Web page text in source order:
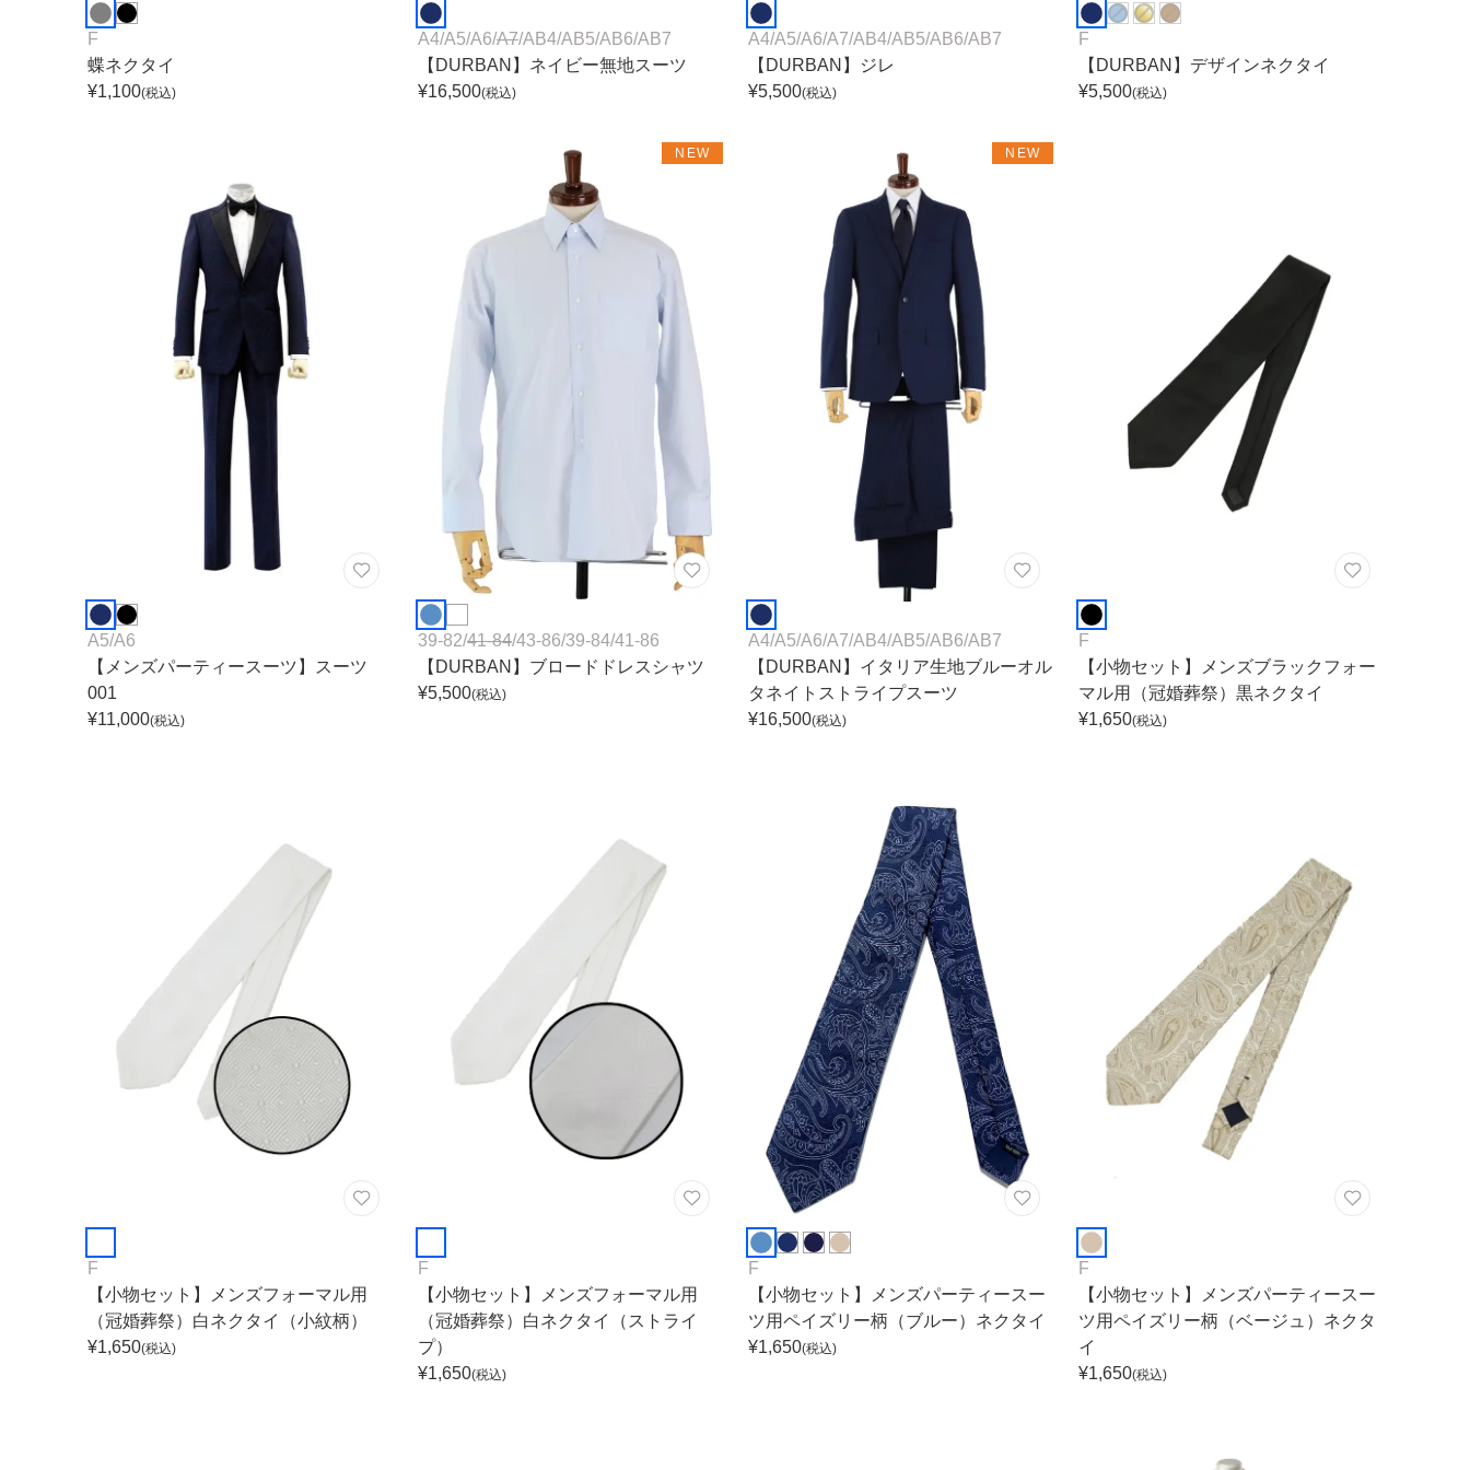
F
蝶ネクタイ
¥1,100(税込)
A4/A5/A6/A7/AB4/AB5/AB6/AB7
【DURBAN】ネイビー無地スーツ
¥16,500(税込)
A4/A5/A6/A7/AB4/AB5/AB6/AB7
【DURBAN】ジレ
¥5,500(税込)
F
【DURBAN】デザインネクタイ
¥5,500(税込)
A5/A6
【メンズパーティースーツ】スーツ
001
¥11,000(税込)
NEW
39-82/41-84/43-86/39-84/41-86
【DURBAN】ブロードドレスシャツ
¥5,500(税込)
NEW
A4/A5/A6/A7/AB4/AB5/AB6/AB7
【DURBAN】イタリア生地ブルーオル
タネイトストライプスーツ
¥16,500(税込)
F
【小物セット】メンズブラックフォー
マル用（冠婚葬祭）黒ネクタイ
¥1,650(税込)
F
【小物セット】メンズフォーマル用
（冠婚葬祭）白ネクタイ（小紋柄）
¥1,650(税込)
F
【小物セット】メンズフォーマル用
（冠婚葬祭）白ネクタイ（ストライ
プ）
¥1,650(税込)
F
【小物セット】メンズパーティースー
ツ用ペイズリー柄（ブルー）ネクタイ
¥1,650(税込)
F
【小物セット】メンズパーティースー
ツ用ペイズリー柄（ベージュ）ネクタ
イ
¥1,650(税込)